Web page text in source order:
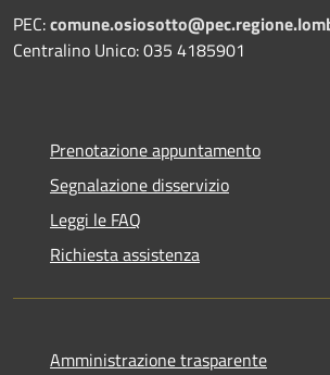
PEC:
Centralino Unico: 035 4185901
Prenotazione appuntamento
Segnalazione disservizio
Leggi le FAQ
Richiesta assistenza
Amministrazione trasparente